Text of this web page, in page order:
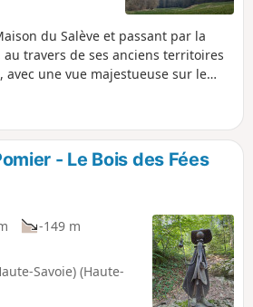
du Salève et passant par la
au travers de ses anciens territoires
avec une vue majestueuse sur le
- Le Bois des Fées
-149 m
Savoie) (Haute-